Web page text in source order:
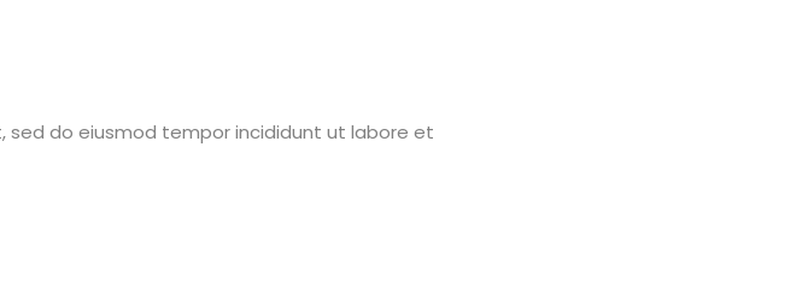
sed do eiusmod tempor incididunt ut labore et